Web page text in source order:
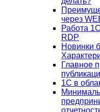
через
Работа
RDP
Новинки
Главное
1С в